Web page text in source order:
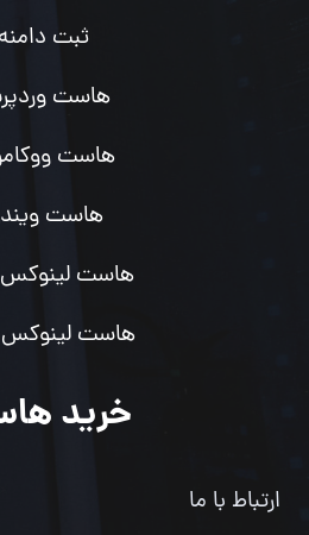
ثبت دامنه
هاست
هاست
هاست
هاست لینوکس
هاست لینوکس
خرید
ارتباط با ما